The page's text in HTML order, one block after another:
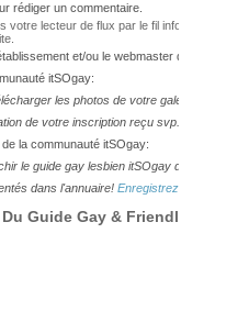
rédiger un commentaire.
votre lecteur de flux par le fil info
et/ou le webmaster de ce site?
itSOgay:
les photos de votre galerie,
de votre inscription reçu svp.
la communauté itSOgay:
le guide gay lesbien itSOgay de vos
dans l'annuaire! Enregistrez-vous ici!
Guide Gay & Friendly